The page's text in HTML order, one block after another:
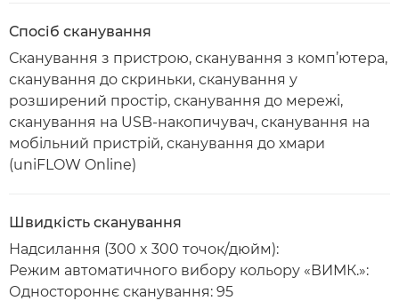
Спосіб сканування
Сканування з пристрою, сканування з комп’ютера,
сканування до скриньки, сканування у
розширений простір, сканування до мережі,
сканування на USB-накопичувач, сканування на
мобільний пристрій, сканування до хмари
(uniFLOW Online)
Швидкість сканування
Надсилання (300 x 300 точок/дюйм):
Режим автоматичного вибору кольору «ВИМК.»:
Одностороннє сканування: 95